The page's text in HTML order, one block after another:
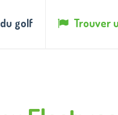
golf Trouver